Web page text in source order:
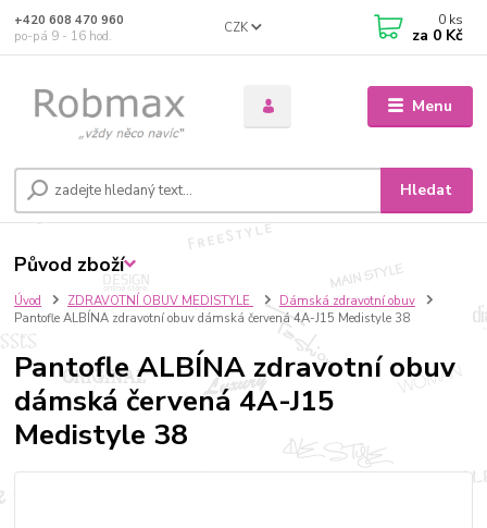
Menu
CZK
Hledat
+420 608 470 960
po-pá 9 - 16 hod.
0 ks
za 0 Kč
Úvod ZDRAVOTNÍ OBUV MEDISTYLE
Dámská zdravotní obuv
Pantofle ALBÍNA zdravotní obuv dámská červená 4A-J15 Medistyle 38
Pantofle ALBÍNA zdravotní obuv
dámská červená 4A-J15
Medistyle 38
Původ zboží